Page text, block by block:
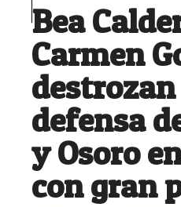
Bea
Carmen
defensa
y Osoro
con gran